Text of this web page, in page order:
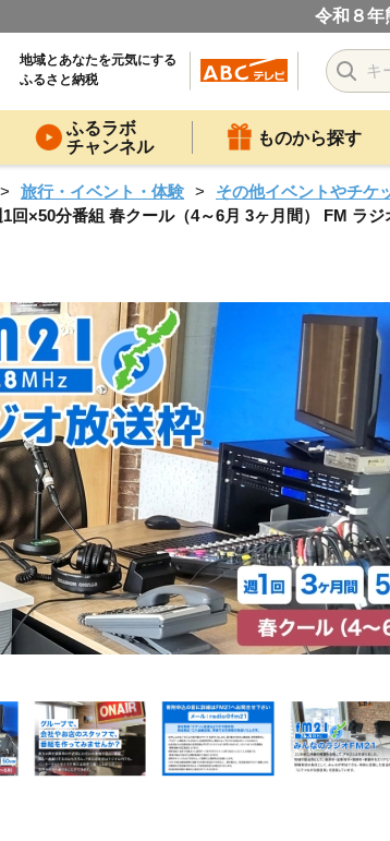
令和８年
地域とあなたを元気にする
ふるさと納税
ふるラボ
チャンネル
ものから探す
旅行・イベント・体験
その他イベントやチケ
1回×50分番組 春クール（4～6月 3ヶ月間） FM ラ